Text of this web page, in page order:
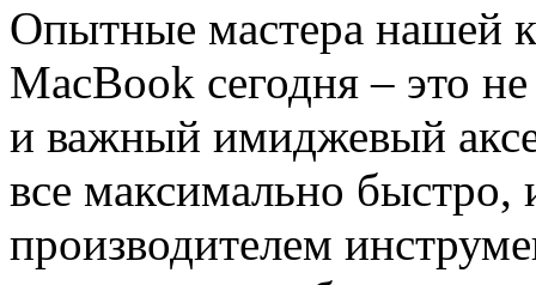
Опытные мастера нашей
MacBook сегодня – это
и важный имиджевый
все максимально быстро,
производителем